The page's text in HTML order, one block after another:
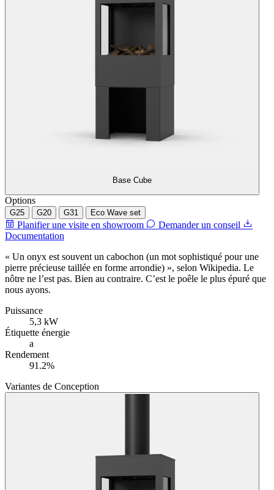
Base Cube
Options
G25 G20 G31 Eco Wave set
Planifier une visite en showroom
Demander un conseil
Documentation
« Un onyx est souvent un cabochon (un mot sophistiqué pour une
pierre précieuse taillée en forme arrondie) », selon Wikipedia. Le
nôtre ne l’est pas. Bien au contraire. C’est le poêle le plus épuré que
nous ayons.
Puissance
5,3 kW
Étiquette énergie
a
Rendement
91.2%
Variantes de Conception